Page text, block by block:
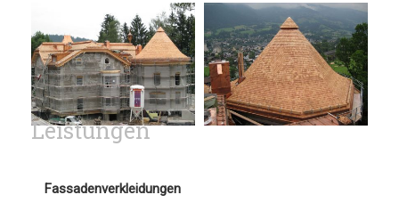
Leistungen
Fassadenverkleidungen